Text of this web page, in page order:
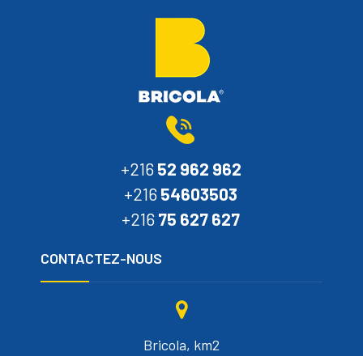
+216 52 962 962
+216 54603503
+216 75 627 627
CONTACTEZ-NOUS
Bricola, km2